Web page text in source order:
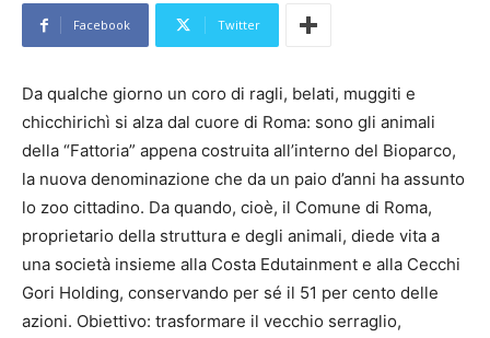
Facebook Twitter
Da qualche giorno un coro di ragli, belati, muggiti e
chicchirichì si alza dal cuore di Roma: sono gli animali
della “Fattoria” appena costruita all’interno del Bioparco,
la nuova denominazione che da un paio d’anni ha assunto
lo zoo cittadino. Da quando, cioè, il Comune di Roma,
proprietario della struttura e degli animali, diede vita a
una società insieme alla Costa Edutainment e alla Cecchi
Gori Holding, conservando per sé il 51 per cento delle
azioni. Obiettivo: trasformare il vecchio serraglio,